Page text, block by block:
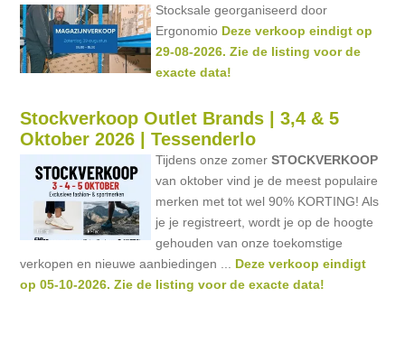
Stocksale georganiseerd door
Ergonomio Deze verkoop eindigt op
29-08-2026. Zie de listing voor de
exacte data!
Stockverkoop Outlet Brands | 3,4 & 5
Oktober 2026 | Tessenderlo
Tijdens onze zomerSTOCKVERKOOP
van oktober vind je de meest populaire
merken met tot wel 90% KORTING! Als
je je registreert, wordt je op de hoogte
gehouden van onze toekomstige
verkopen en nieuwe aanbiedingen ... Deze verkoop eindigt
op 05-10-2026. Zie de listing voor de exacte data!